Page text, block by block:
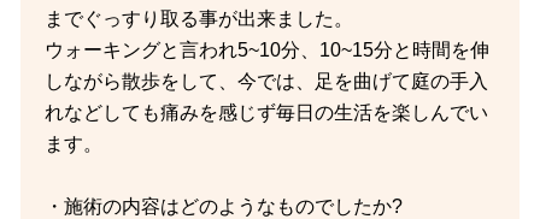
までぐっすり取る事が出来ました。
ウォーキングと言われ5~10分、10~15分と時間を伸
しながら散歩をして、今では、足を曲げて庭の手入
れなどしても痛みを感じず毎日の生活を楽しんでい
ます。
・施術の内容はどのようなものでしたか?